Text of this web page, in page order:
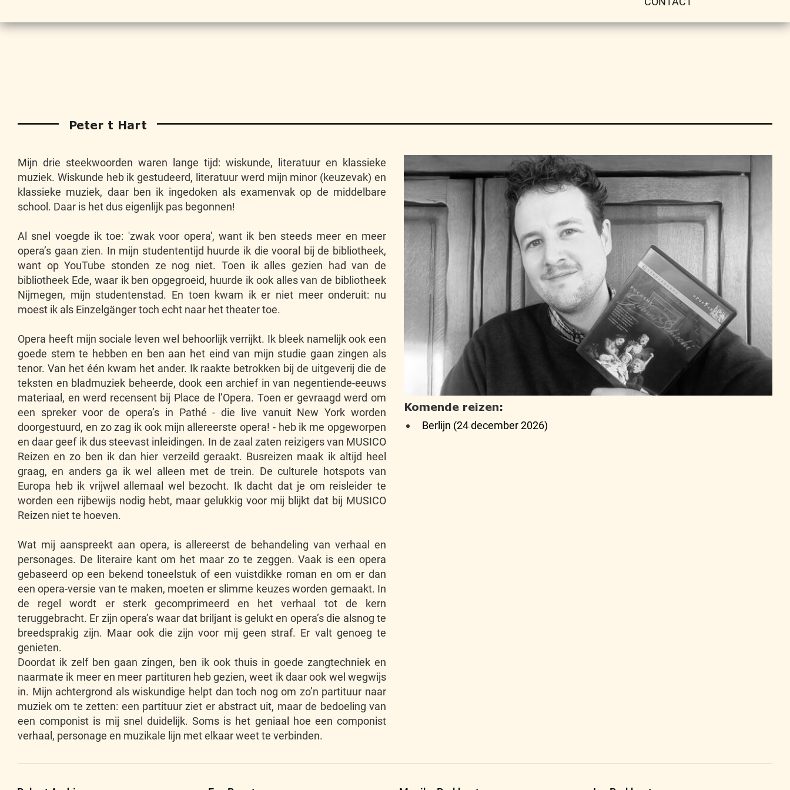
Peter t Hart
Mijn drie steekwoorden waren lange tijd: wiskunde, literatuur en klassieke
muziek. Wiskunde heb ik gestudeerd, literatuur werd mijn minor (keuzevak) en
klassieke muziek, daar ben ik ingedoken als examenvak op de middelbare
school. Daar is het dus eigenlijk pas begonnen!
Al snel voegde ik toe: 'zwak voor opera', want ik ben steeds meer en meer
opera’s gaan zien. In mijn studententijd huurde ik die vooral bij de bibliotheek,
want op YouTube stonden ze nog niet. Toen ik alles gezien had van de
bibliotheek Ede, waar ik ben opgegroeid, huurde ik ook alles van de bibliotheek
Nijmegen, mijn studentenstad. En toen kwam ik er niet meer onderuit: nu
moest ik als Einzelgänger toch echt naar het theater toe.
Opera heeft mijn sociale leven wel behoorlijk verrijkt. Ik bleek namelijk ook een
goede stem te hebben en ben aan het eind van mijn studie gaan zingen als
tenor. Van het één kwam het ander. Ik raakte betrokken bij de uitgeverij die de
teksten en bladmuziek beheerde, dook een archief in van negentiende-eeuws
materiaal, en werd recensent bij Place de l’Opera. Toen er gevraagd werd om
een spreker voor de opera’s in Pathé - die live vanuit New York worden
doorgestuurd, en zo zag ik ook mijn allereerste opera! - heb ik me opgeworpen
en daar geef ik dus steevast inleidingen. In de zaal zaten reizigers van MUSICO
Reizen en zo ben ik dan hier verzeild geraakt. Busreizen maak ik altijd heel
graag, en anders ga ik wel alleen met de trein. De culturele hotspots van
Europa heb ik vrijwel allemaal wel bezocht. Ik dacht dat je om reisleider te
worden een rijbewijs nodig hebt, maar gelukkig voor mij blijkt dat bij MUSICO
Reizen niet te hoeven.
Wat mij aanspreekt aan opera, is allereerst de behandeling van verhaal en
personages. De literaire kant om het maar zo te zeggen. Vaak is een opera
gebaseerd op een bekend toneelstuk of een vuistdikke roman en om er dan
een opera-versie van te maken, moeten er slimme keuzes worden gemaakt. In
de regel wordt er sterk gecomprimeerd en het verhaal tot de kern
teruggebracht. Er zijn opera’s waar dat briljant is gelukt en opera’s die alsnog te
breedsprakig zijn. Maar ook die zijn voor mij geen straf. Er valt genoeg te
genieten.
Doordat ik zelf ben gaan zingen, ben ik ook thuis in goede zangtechniek en
naarmate ik meer en meer partituren heb gezien, weet ik daar ook wel wegwijs
in. Mijn achtergrond als wiskundige helpt dan toch nog om zo’n partituur naar
muziek om te zetten: een partituur ziet er abstract uit, maar de bedoeling van
een componist is mij snel duidelijk. Soms is het geniaal hoe een componist
verhaal, personage en muzikale lijn met elkaar weet te verbinden.
Komende reizen:
Berlijn (24 december 2026)